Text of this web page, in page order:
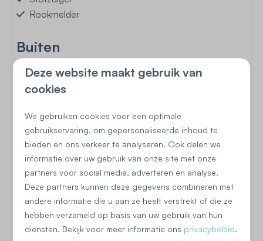
Rookmelder
Buiten
Terras: Niet overdekt
Tuinmeubels
Begane grond
Keuken
Vaatwasser
Magnetron: Combimagnetron
Deze website maakt gebruik van
cookies
We gebruiken cookies voor een optimale
gebruikservaring, om gepersonaliseerde inhoud te
bieden en ons verkeer te analyseren. Ook delen we
informatie over uw gebruik van onze site met onze
partners voor social media, adverteren en analyse.
Deze partners kunnen deze gegevens combineren met
andere informatie die u aan ze heeft verstrekt of die ze
hebben verzameld op basis van uw gebruik van hun
diensten. Bekijk voor meer informatie ons privacybeleid.